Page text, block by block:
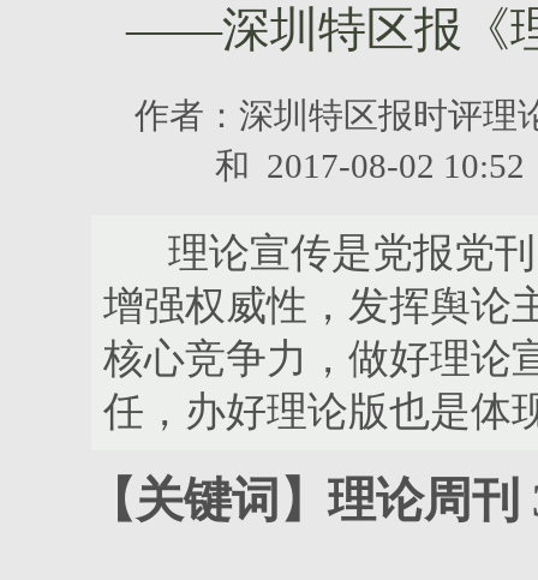
——深圳特区报《
作者： 深圳特区报时评理
和 2017-08-02
理论宣传是党报党刊
增强权威性，发挥舆论
核心竞争力，做好理论
任，办好理论版也是体
【关键词】理论周